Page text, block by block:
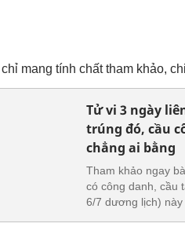
mang tính chất tham khảo,
Tử vi 3 ngày
trúng đó, cầu
chẳng ai bằng
Tham khảo ngay
có công danh, cầu
6/7 dương lịch) này